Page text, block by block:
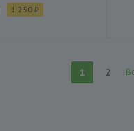
1 250 ₽
1 2